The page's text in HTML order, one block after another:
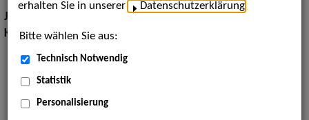
Jahrgang:
Körpergröße:177 cm
erhalten Sie in unserer
Datenschutzerklärung
Bitte wählen Sie aus:
Technisch Notwendig
Statistik
Personalisierung